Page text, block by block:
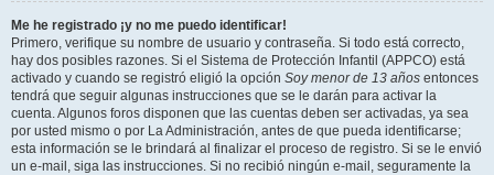
Me he registrado ¡y no me puedo identificar!
Primero, verifique su nombre de usuario y contraseña. Si todo está correcto,
hay dos posibles razones. Si el Sistema de Protección Infantil (APPCO) está
activado y cuando se registró eligió la opción Soy menor de 13 años entonces
tendrá que seguir algunas instrucciones que se le darán para activar la
cuenta. Algunos foros disponen que las cuentas deben ser activadas, ya sea
por usted mismo o por La Administración, antes de que pueda identificarse;
esta información se le brindará al finalizar el proceso de registro. Si se le envió
un e-mail, siga las instrucciones. Si no recibió ningún e-mail, seguramente la